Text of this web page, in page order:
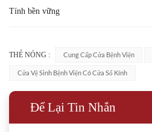
Tính bền vững
THẺ NÓNG : Cung Cấp Cửa Bệnh Viện
Cửa Vệ Sinh Bệnh Viện Có Cửa Sổ Kính
Để Lại Tin Nhắn